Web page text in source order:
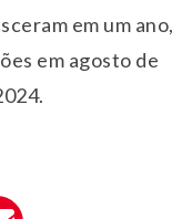
em um ano,
em agosto de